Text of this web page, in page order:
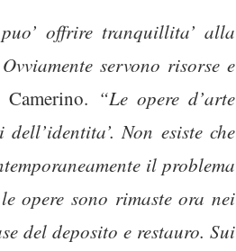
offrire tranquillita’ alla
servono risorse e
“Le opere d’arte
Non esiste che
il problema
opere sono rimaste ora nei
del deposito e restauro. Sui